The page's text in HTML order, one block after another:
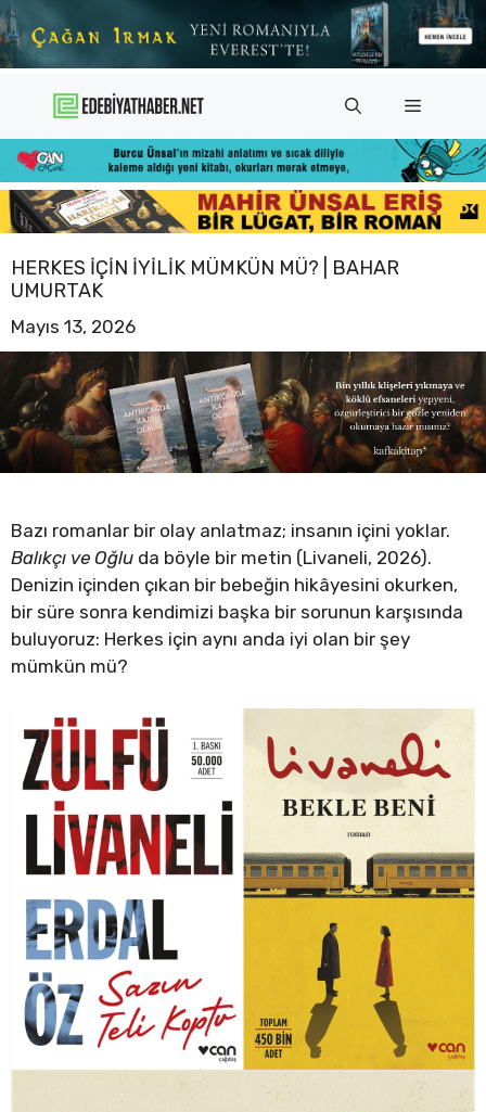
İçeriğe
atla
Menü
HERKES İÇIN İYILIK MÜMKÜN MÜ? | BAHAR
UMURTAK
Mayıs 13, 2026
Bazı romanlar bir olay anlatmaz; insanın içini yoklar.
Balıkçı ve Oğlu da böyle bir metin (Livaneli, 2026).
Denizin içinden çıkan bir bebeğin hikâyesini okurken,
bir süre sonra kendimizi başka bir sorunun karşısında
buluyoruz: Herkes için aynı anda iyi olan bir şey
mümkün mü?